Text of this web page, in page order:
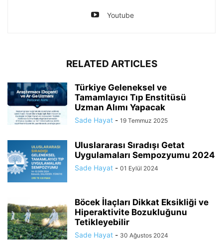
Youtube
RELATED ARTICLES
Türkiye Geleneksel ve
Tamamlayıcı Tıp Enstitüsü
Uzman Alımı Yapacak
Sade Hayat - 19 Temmuz 2025
Uluslararası Sıradışı Getat
Uygulamaları Sempozyumu 2024
Sade Hayat - 01 Eylül 2024
Böcek İlaçları Dikkat Eksikliği ve
Hiperaktivite Bozukluğunu
Tetikleyebilir
Sade Hayat - 30 Ağustos 2024